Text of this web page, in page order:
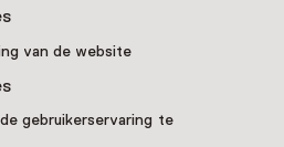
van de website
gebruikerservaring te